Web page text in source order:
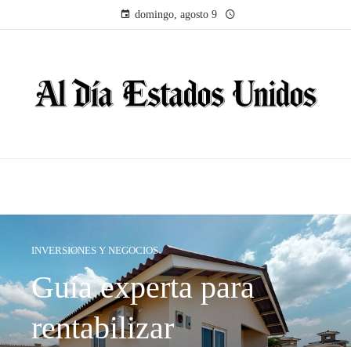
domingo, agosto 9
INVERSIONES Y NEGOCIOS
Guía experta para
rentabilizar